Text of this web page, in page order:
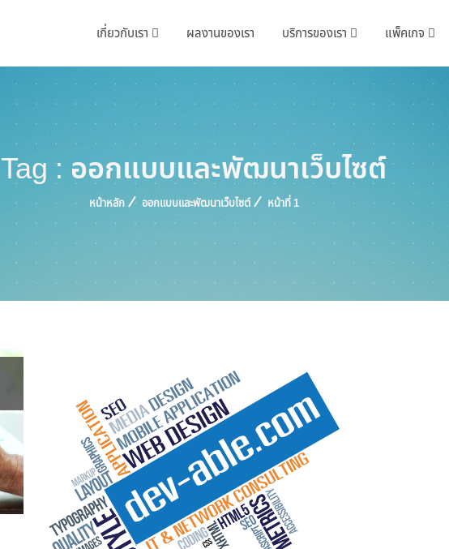
เกี่ยวกับเรา ผลงานของเรา บริการของเรา แพ็คเกจ
Tag : ออกแบบและพัฒนาเว็บไซต์
หน้าหลัก ออกแบบและพัฒนาเว็บไซต์ หน้าที่ 1